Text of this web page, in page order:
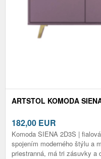
ARTSTOL KOMODA
182,00 EUR
Komoda SIENA 2D3S |
spojením moderného štýlu a
priestranná, má tri zásuvky a